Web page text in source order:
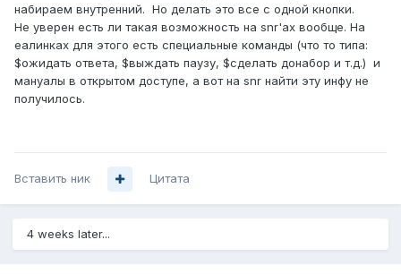
набираем внутренний. Но делать это все с одной кнопки.
Не уверен есть ли такая возможность на snr'ах вообще. На
еалинках для этого есть специальные команды (что то типа:
$ожидать ответа, $выждать паузу, $сделать донабор и т.д.) и
мануалы в открытом доступе, а вот на snr найти эту инфу не
получилось.
Вставить ник Цитата
4 weeks later...